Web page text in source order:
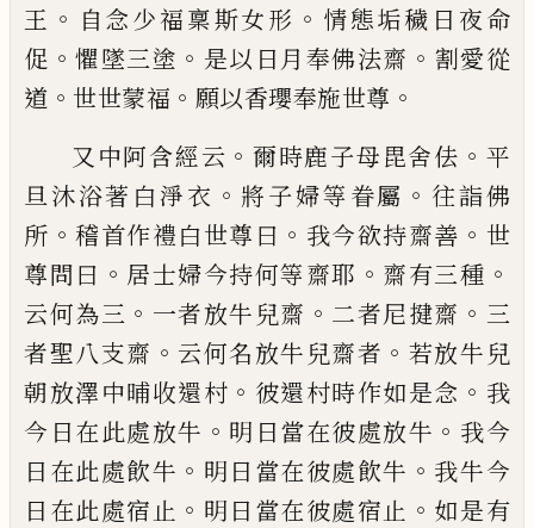
王 。 自念少福稟斯女形 。 情態垢穢 日夜命
促 。懼墜三塗 。 是以日 月 奉佛法齋 。 割愛從
道 。 世世蒙福 。 願以香瓔奉施世尊 。
又中阿含經云 。爾時鹿子母毘舍佉 。 平
旦沐浴著白淨衣 。 將子婦等眷屬 。 往詣佛
所 。稽首作禮白世尊曰 。 我今欲持齋善 。 世
尊問曰 。 居士婦今持何等齋耶 。 齋有三種 。
云何為三 。 一者放牛兒齋 。 二者尼揵齋 。 三
者聖八支齋 。 云何名放牛兒齋者 。 若放牛兒
朝放澤中晡收還村 。 彼還村時作如是念 。 我
今日在此處放牛 。 明日當在彼處放牛 。 我今
日在此處飲牛 。 明日當在彼處飲牛 。 我牛今
日在此處宿 止 。 明 日 當在彼處宿止 。 如是有